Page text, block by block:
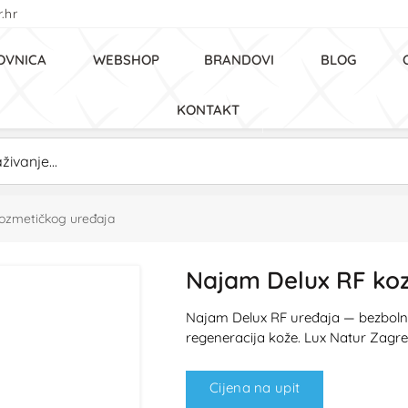
WEBSHOP BRANDOVI BLOG
KONTAKT
uređaja
Najam Delux RF
Najam Delux RF uređaja —
regeneracija kože. Lux Natur
Cijena na upit